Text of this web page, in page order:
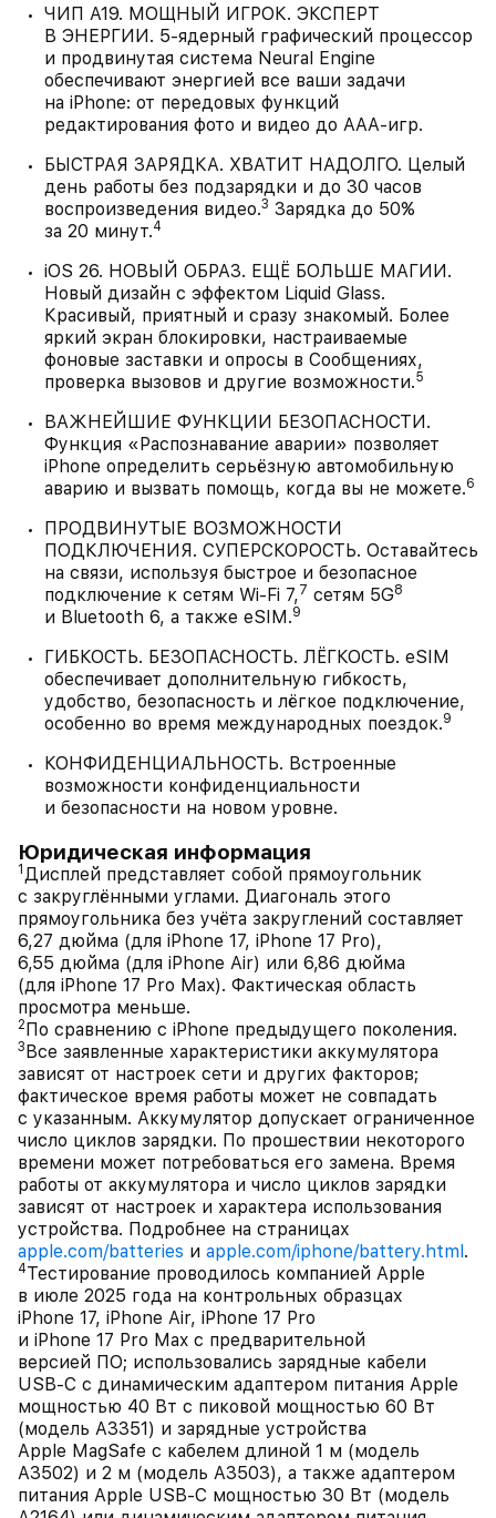
ЧИП A19. МОЩНЫЙ ИГРОК. ЭКСПЕРТ
В ЭНЕРГИИ. 5-ядерный графический процессор
и продвинутая система Neural Engine
обеспечивают энергией все ваши задачи
на iPhone: от передовых функций
редактирования фото и видео до AAA-игр.
БЫСТРАЯ ЗАРЯДКА. ХВАТИТ НАДОЛГО. Целый
день работы без подзарядки и до 30 часов
воспроизведения видео.3 Зарядка до 50%
за 20 минут.4
iOS 26. НОВЫЙ ОБРАЗ. ЕЩЁ БОЛЬШЕ МАГИИ.
Новый дизайн с эффектом Liquid Glass.
Красивый, приятный и сразу знакомый. Более
яркий экран блокировки, настраиваемые
фоновые заставки и опросы в Сообщениях,
проверка вызовов и другие возможности.5
ВАЖНЕЙШИЕ ФУНКЦИИ БЕЗОПАСНОСТИ.
Функция «Распознавание аварии» позволяет
iPhone определить серьёзную автомобильную
аварию и вызвать помощь, когда вы не можете.6
ПРОДВИНУТЫЕ ВОЗМОЖНОСТИ
ПОДКЛЮЧЕНИЯ. СУПЕРСКОРОСТЬ. Оставайтесь
на связи, используя быстрое и безопасное
подключение к сетям Wi-Fi 7,7 сетям 5G8
и Bluetooth 6, а также eSIM.9
ГИБКОСТЬ. БЕЗОПАСНОСТЬ. ЛЁГКОСТЬ. eSIM
обеспечивает дополнительную гибкость,
удобство, безопасность и лёгкое подключение,
особенно во время международных поездок.9
КОНФИДЕНЦИАЛЬНОСТЬ. Встроенные
возможности конфиденциальности
и безопасности на новом уровне.
Юридическая информация
1 Дисплей представляет собой прямоугольник
с закруглёнными углами. Диагональ этого
прямоугольника без учёта закруглений составляет
6,27 дюйма (для iPhone 17, iPhone 17 Pro),
6,55 дюйма (для iPhone Air) или 6,86 дюйма
(для iPhone 17 Pro Max). Фактическая область
просмотра меньше.
2По сравнению с iPhone предыдущего поколения.
3Все заявленные характеристики аккумулятора
зависят от настроек сети и других факторов;
фактическое время работы может не совпадать
с указанным. Аккумулятор допускает ограниченное
число циклов зарядки. По прошествии некоторого
времени может потребоваться его замена. Время
работы от аккумулятора и число циклов зарядки
зависят от настроек и характера использования
устройства. Подробнее на страницах
apple.com/batteries и apple.com/iphone/battery.html.
4Тестирование проводилось компанией Apple
в июле 2025 года на контрольных образцах
iPhone 17, iPhone Air, iPhone 17 Pro
и iPhone 17 Pro Max с предварительной
версией ПО; использовались зарядные кабели
USB‑C с динамическим адаптером питания Apple
мощностью 40 Вт с пиковой мощностью 60 Вт
(модель A3351) и зарядные устройства
Apple MagSafe с кабелем длиной 1 м (модель
A3502) и 2 м (модель A3503), а также адаптером
питания Apple USB-C мощностью 30 Вт (модель